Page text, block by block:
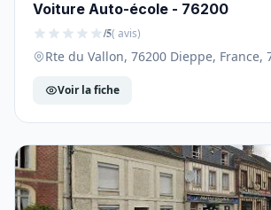
Voiture Auto-école - 76200
/5( avis)
Rte du Vallon, 76200 Dieppe, France,
Voir la fiche